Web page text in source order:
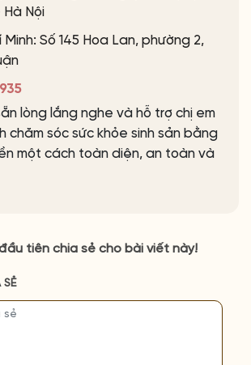
Hà Nội
Minh: Số 145 Hoa Lan, phường 2,
lòng lắng nghe và hỗ trợ chị em
chăm sóc sức khỏe sinh sản bằng
một cách toàn diện, an toàn và
tiên chia sẻ cho bài viết này!
SẺ